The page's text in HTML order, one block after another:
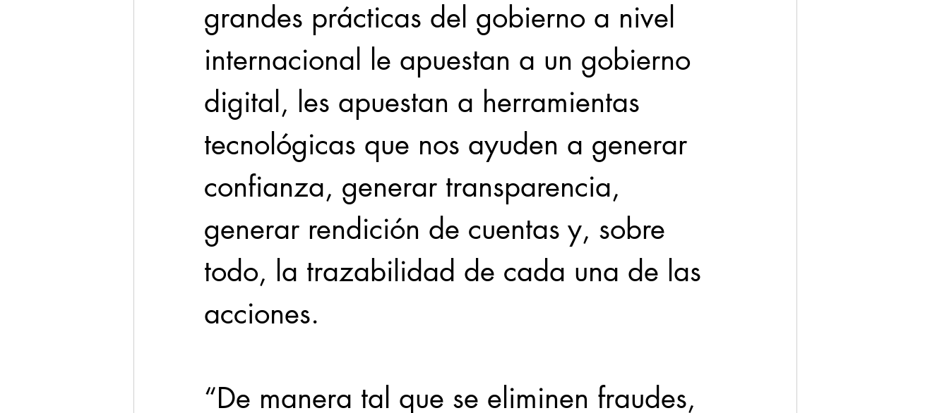
grandes prácticas del gobierno a nivel
internacional le apuestan a un gobierno
digital, les apuestan a herramientas
tecnológicas que nos ayuden a generar
confianza, generar transparencia,
generar rendición de cuentas y, sobre
todo, la trazabilidad de cada una de las
acciones.
“De manera tal que se eliminen fraudes,